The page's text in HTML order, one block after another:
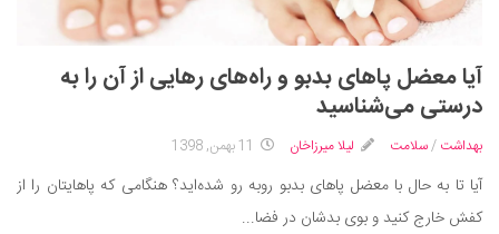
آشپزی
سفر و گردشگری
ایران گردی
جهان گردی
موفقیت و مهارت‌های فردی
آیا معضل پاهای بدبو و راه‌های رهایی از آن را به
درستی می‌شناسید
بهداشت /سلامت لیلا میرزاخان 11 بهمن, 1398
آیا تا به حال با معضل پاهای بدبو روبه رو شده‌اید؟ هنگامی که پاهایتان را از
کفش خارج کنید و بوی بدشان در فضا...